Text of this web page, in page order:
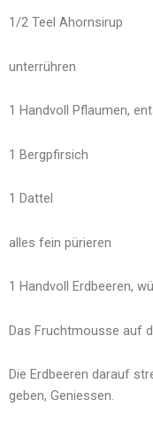
1/2 Teel Ahornsirup
unterrühren
1 Handvoll Pflaumen,
1 Bergpfirsich
1 Dattel
alles fein pürieren
1 Handvoll Erdbeeren,
Das Fruchtmousse auf
Die Erdbeeren darauf
geben, Geniessen.